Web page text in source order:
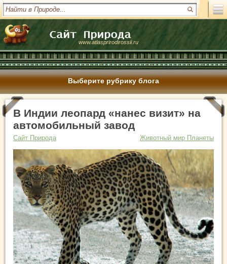
www.atlasprirodirossii.ru
Выберите рубрику блога
В Индии леопард «нанес визит» на
автомобильный завод
Сайт Природа Животный мир Планеты